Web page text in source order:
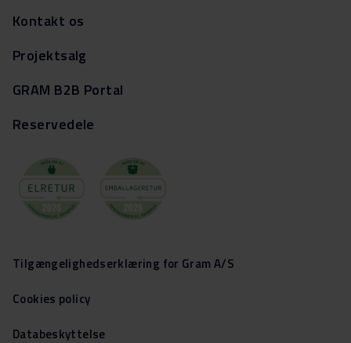
Kontakt os
Projektsalg
GRAM B2B Portal
Reservedele
Tilgængelighedserklæring for Gram A/S
Cookies policy
Databeskyttelse